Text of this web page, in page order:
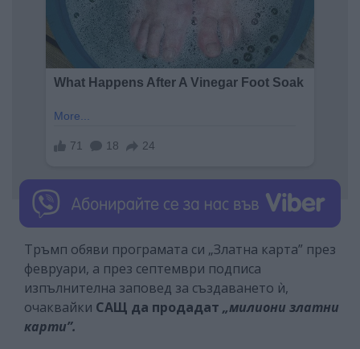
Тръмп обяви програмата си „Златна карта” през
февруари, а през септември подписа
изпълнителна заповед за създаването ѝ,
очаквайки САЩ да продадат „милиони златни
карти”.